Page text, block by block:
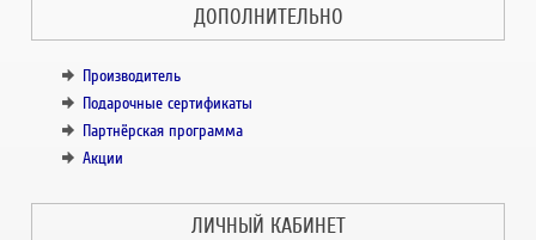
ДОПОЛНИТЕЛЬНО
Производитель
Подарочные сертификаты
Партнёрская программа
Акции
ЛИЧНЫЙ КАБИНЕТ